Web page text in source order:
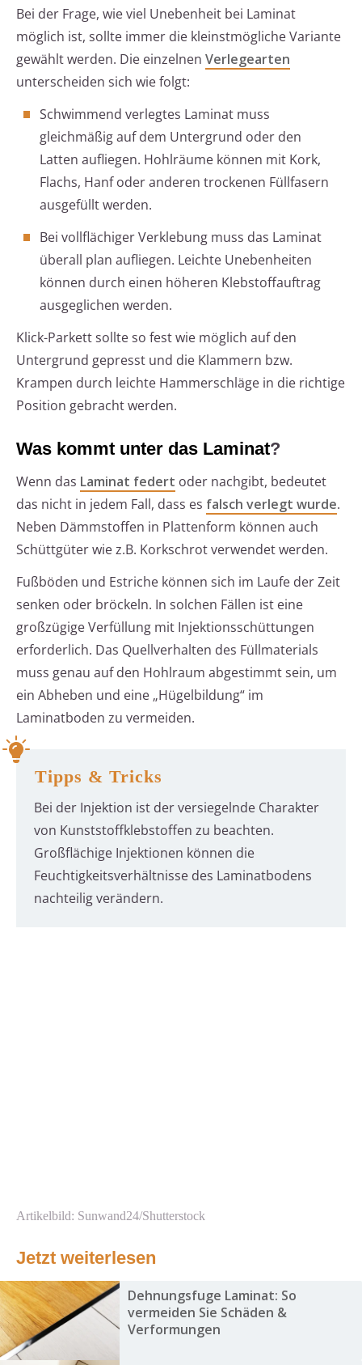
Bei der Frage, wie viel Unebenheit bei Laminat
möglich ist, sollte immer die kleinstmögliche Variante
gewählt werden. Die einzelnen Verlegearten
unterscheiden sich wie folgt:
Schwimmend verlegtes Laminat muss
gleichmäßig auf dem Untergrund oder den
Latten aufliegen. Hohlräume können mit Kork,
Flachs, Hanf oder anderen trockenen Füllfasern
ausgefüllt werden.
Bei vollflächiger Verklebung muss das Laminat
überall plan aufliegen. Leichte Unebenheiten
können durch einen höheren Klebstoffauftrag
ausgeglichen werden.
Klick-Parkett sollte so fest wie möglich auf den
Untergrund gepresst und die Klammern bzw.
Krampen durch leichte Hammerschläge in die richtige
Position gebracht werden.
Was kommt unter das Laminat?
Wenn das Laminat federt oder nachgibt, bedeutet
das nicht in jedem Fall, dass es falsch verlegt wurde.
Neben Dämmstoffen in Plattenform können auch
Schüttgüter wie z.B. Korkschrot verwendet werden.
Fußböden und Estriche können sich im Laufe der Zeit
senken oder bröckeln. In solchen Fällen ist eine
großzügige Verfüllung mit Injektionsschüttungen
erforderlich. Das Quellverhalten des Füllmaterials
muss genau auf den Hohlraum abgestimmt sein, um
ein Abheben und eine „Hügelbildung“ im
Laminatboden zu vermeiden.
Tipps & Tricks
Bei der Injektion ist der versiegelnde Charakter
von Kunststoffklebstoffen zu beachten.
Großflächige Injektionen können die
Feuchtigkeitsverhältnisse des Laminatbodens
nachteilig verändern.
Artikelbild: Sunwand24/Shutterstock
Jetzt weiterlesen
Dehnungsfuge Laminat: So
vermeiden Sie Schäden &
Verformungen